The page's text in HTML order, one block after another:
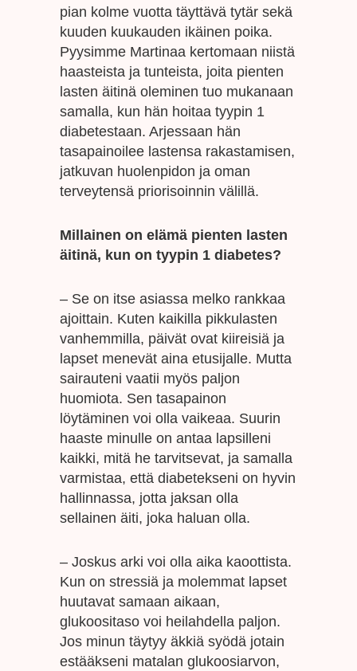
pian kolme vuotta täyttävä tytär sekä
kuuden kuukauden ikäinen poika.
Pyysimme Martinaa kertomaan niistä
haasteista ja tunteista, joita pienten
lasten äitinä oleminen tuo mukanaan
samalla, kun hän hoitaa tyypin 1
diabetestaan. Arjessaan hän
tasapainoilee lastensa rakastamisen,
jatkuvan huolenpidon ja oman
terveytensä priorisoinnin välillä.
Millainen on elämä pienten lasten
äitinä, kun on tyypin 1 diabetes?
– Se on itse asiassa melko rankkaa
ajoittain. Kuten kaikilla pikkulasten
vanhemmilla, päivät ovat kiireisiä ja
lapset menevät aina etusijalle. Mutta
sairauteni vaatii myös paljon
huomiota. Sen tasapainon
löytäminen voi olla vaikeaa. Suurin
haaste minulle on antaa lapsilleni
kaikki, mitä he tarvitsevat, ja samalla
varmistaa, että diabetekseni on hyvin
hallinnassa, jotta jaksan olla
sellainen äiti, joka haluan olla.
– Joskus arki voi olla aika kaoottista.
Kun on stressiä ja molemmat lapset
huutavat samaan aikaan,
glukoositaso voi heilahdella paljon.
Jos minun täytyy äkkiä syödä jotain
estääkseni matalan glukoosiarvon,